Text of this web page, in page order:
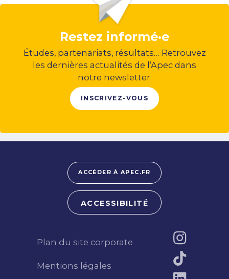
Restez informé·e
Études, partenariats, résultats… Retrouvez
les dernières actualités de l’Apec dans
notre newsletter.
INSCRIVEZ-VOUS
Plan du site corporate
Mentions légales
ACCÉDER À APEC.FR
ACCESSIBILITÉ